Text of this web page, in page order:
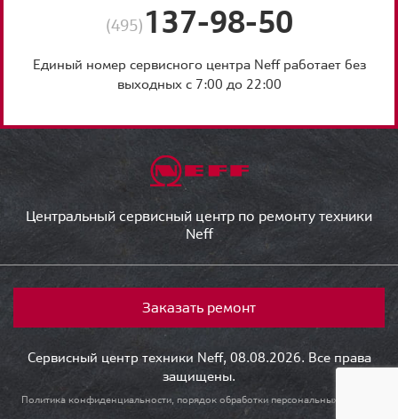
(495) 137-98-50
Единый номер сервисного центра Neff работает без
выходных с 7:00 до 22:00
Центральный сервисный центр по ремонту техники
Neff
Заказать ремонт
Сервисный центр техники Neff, 08.08.2026. Все права
защищены.
Политика конфиденциальности, порядок обработки персональных данных